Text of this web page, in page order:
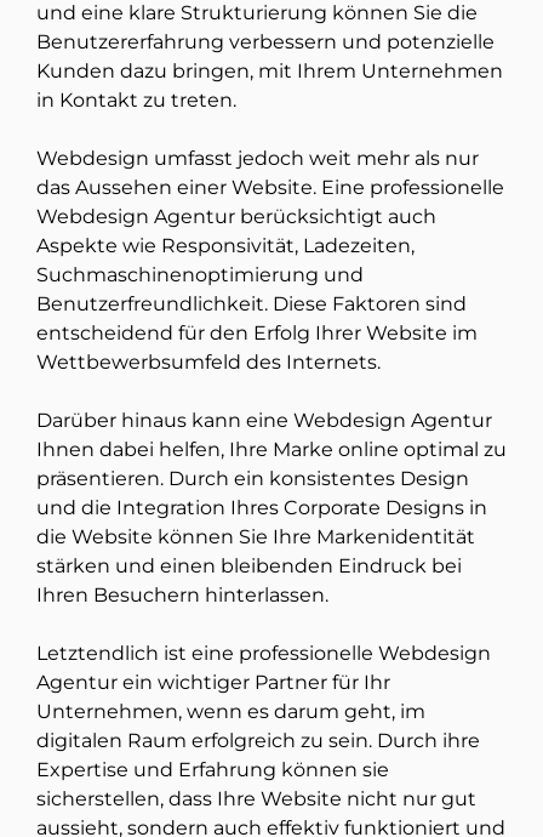
und eine klare Strukturierung können Sie die
Benutzererfahrung verbessern und potenzielle
Kunden dazu bringen, mit Ihrem Unternehmen
in Kontakt zu treten.
Webdesign umfasst jedoch weit mehr als nur
das Aussehen einer Website. Eine professionelle
Webdesign Agentur berücksichtigt auch
Aspekte wie Responsivität, Ladezeiten,
Suchmaschinenoptimierung und
Benutzerfreundlichkeit. Diese Faktoren sind
entscheidend für den Erfolg Ihrer Website im
Wettbewerbsumfeld des Internets.
Darüber hinaus kann eine Webdesign Agentur
Ihnen dabei helfen, Ihre Marke online optimal zu
präsentieren. Durch ein konsistentes Design
und die Integration Ihres Corporate Designs in
die Website können Sie Ihre Markenidentität
stärken und einen bleibenden Eindruck bei
Ihren Besuchern hinterlassen.
Letztendlich ist eine professionelle Webdesign
Agentur ein wichtiger Partner für Ihr
Unternehmen, wenn es darum geht, im
digitalen Raum erfolgreich zu sein. Durch ihre
Expertise und Erfahrung können sie
sicherstellen, dass Ihre Website nicht nur gut
aussieht, sondern auch effektiv funktioniert und